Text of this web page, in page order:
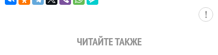
ЧИТАЙТЕ ТАКЖЕ